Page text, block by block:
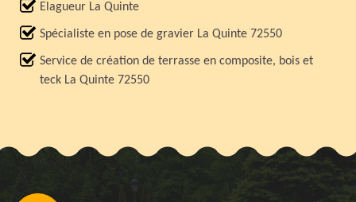
Elagueur La Quinte
Spécialiste en pose de gravier La Quinte 72550
Service de création de terrasse en composite, bois et
teck La Quinte 72550